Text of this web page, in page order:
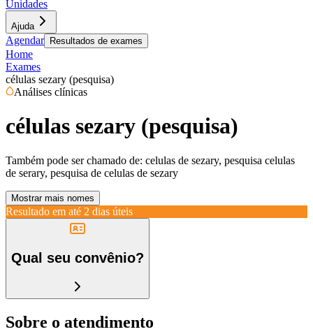
Unidades
Ajuda
Agendar Resultados de exames
Home
Exames
células sezary (pesquisa)
Análises clínicas
células sezary (pesquisa)
Também pode ser chamado de: celulas de sezary, pesquisa celulas
de serary, pesquisa de celulas de sezary
Mostrar mais nomes
Resultado em até 2 dias úteis
Qual seu convênio?
Sobre o atendimento